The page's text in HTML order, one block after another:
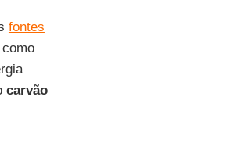
fontes
carvão